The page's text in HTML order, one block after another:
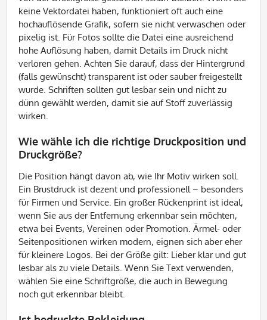
keine Vektordatei haben, funktioniert oft auch eine
hochauflösende Grafik, sofern sie nicht verwaschen oder
pixelig ist. Für Fotos sollte die Datei eine ausreichend
hohe Auflösung haben, damit Details im Druck nicht
verloren gehen. Achten Sie darauf, dass der Hintergrund
(falls gewünscht) transparent ist oder sauber freigestellt
wurde. Schriften sollten gut lesbar sein und nicht zu
dünn gewählt werden, damit sie auf Stoff zuverlässig
wirken.
Wie wähle ich die richtige Druckposition und
Druckgröße?
Die Position hängt davon ab, wie Ihr Motiv wirken soll.
Ein Brustdruck ist dezent und professionell – besonders
für Firmen und Service. Ein großer Rückenprint ist ideal,
wenn Sie aus der Entfernung erkennbar sein möchten,
etwa bei Events, Vereinen oder Promotion. Ärmel- oder
Seitenpositionen wirken modern, eignen sich aber eher
für kleinere Logos. Bei der Größe gilt: Lieber klar und gut
lesbar als zu viele Details. Wenn Sie Text verwenden,
wählen Sie eine Schriftgröße, die auch in Bewegung
noch gut erkennbar bleibt.